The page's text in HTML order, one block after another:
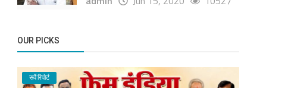
OUR PICKS
सर्वे रिपोर्ट